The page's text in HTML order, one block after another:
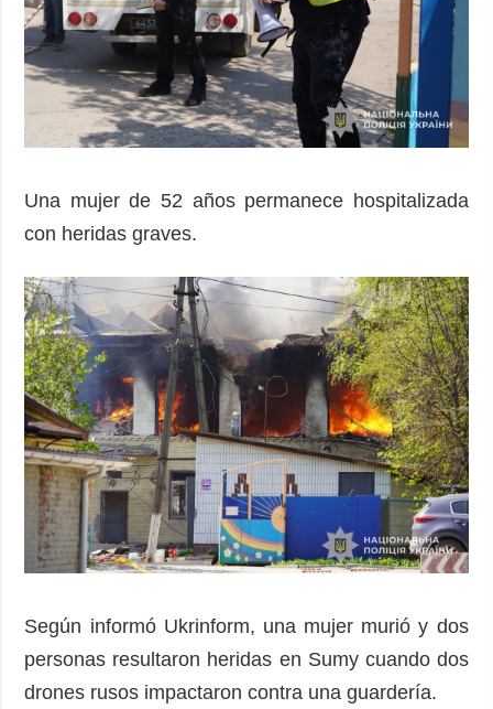
Una mujer de 52 años permanece hospitalizada
con heridas graves.
Según informó Ukrinform, una mujer murió y dos
personas resultaron heridas en Sumy cuando dos
drones rusos impactaron contra una guardería.